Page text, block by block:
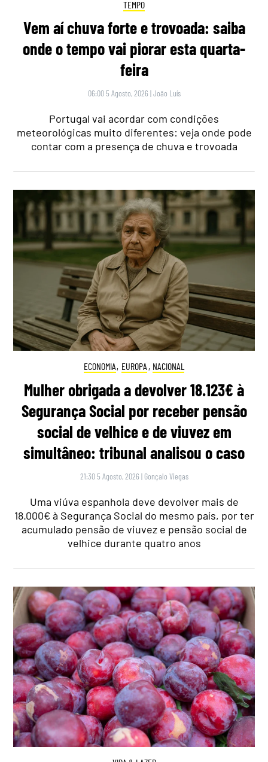
TEMPO
Vem aí chuva forte e trovoada: saiba
onde o tempo vai piorar esta quarta-
feira
06:00 5 Agosto, 2026 |João Luís
Portugal vai acordar com condições
meteorológicas muito diferentes: veja onde pode
contar com a presença de chuva e trovoada
ECONOMIA, EUROPA , NACIONAL
Mulher obrigada a devolver 18.123€ à
Segurança Social por receber pensão
social de velhice e de viuvez em
simultâneo: tribunal analisou o caso
21:30 5 Agosto, 2026 | Gonçalo Viegas
Uma viúva espanhola deve devolver mais de
18.000€ à Segurança Social do mesmo país, por ter
acumulado pensão de viuvez e pensão social de
velhice durante quatro anos